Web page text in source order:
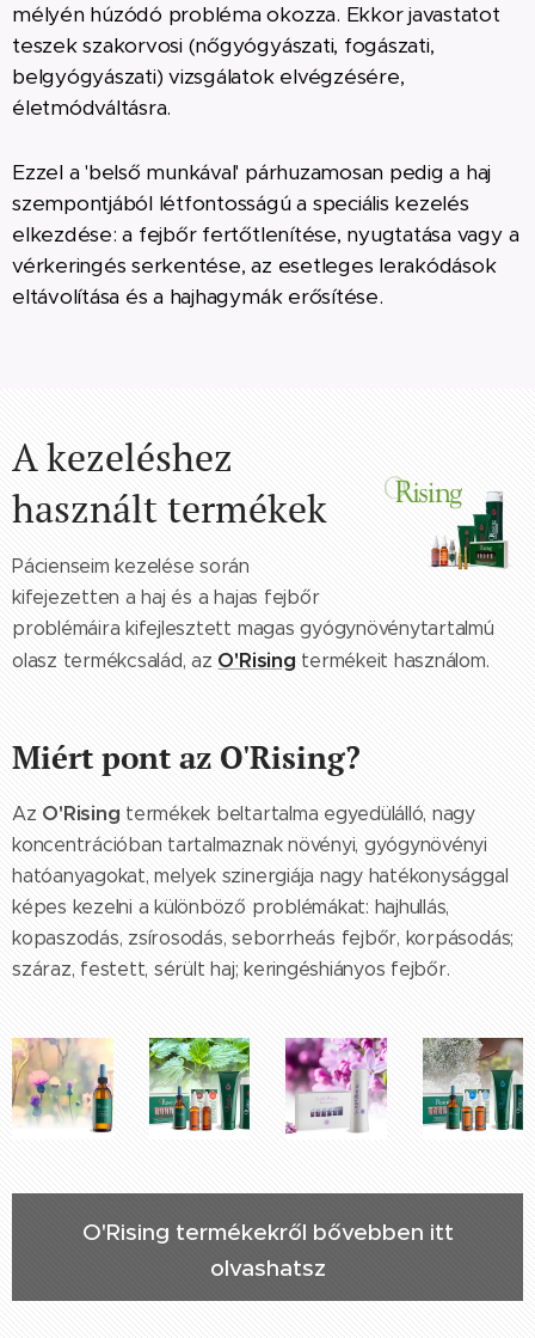
mélyén húzódó probléma okozza. Ekkor javastatot
teszek szakorvosi (nőgyógyászati, fogászati,
belgyógyászati) vizsgálatok elvégzésére,
életmódváltásra.
Ezzel a 'belső munkával' párhuzamosan pedig a haj
szempontjából létfontosságú a speciális kezelés
elkezdése: a fejbőr fertőtlenítése, nyugtatása vagy a
vérkeringés serkentése, az esetleges lerakódások
eltávolítása és a hajhagymák erősítése.
A kezeléshez
használt termékek
Pácienseim kezelése során
kifejezetten a haj és a hajas fejbőr
problémáira kifejlesztett magas gyógynövénytartalmú
olasz termékcsalád, az O'Risingtermékeit használom.
Miért pont az O'Rising?
Az O'Risingtermékek beltartalma egyedülálló, nagy
koncentrációban tartalmaznak növényi, gyógynövényi
hatóanyagokat, melyek szinergiája nagy hatékonysággal
képes kezelni a különböző problémákat: hajhullás,
kopaszodás, zsírosodás, seborrheás fejbőr, korpásodás;
száraz, festett, sérült haj; keringéshiányos fejbőr.
O'Rising termékekről bővebben itt
olvashatsz